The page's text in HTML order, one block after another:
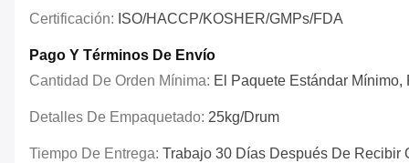
Certificación: ISO/HACCP/KOSHER/GMPs/FDA
Pago Y Términos De Envío
Cantidad De Orden Mínima: El Paquete Estándar Mínimo,
Detalles De Empaquetado: 25kg/drum
Tiempo De Entrega: Trabajo 30 Días Después De Recibir